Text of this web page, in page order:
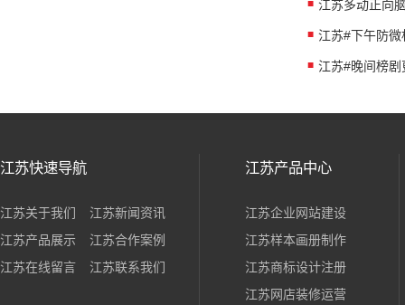
江苏快速导航
江苏关于我们
江苏新闻资讯
江苏产品展示
江苏合作案例
江苏在线留言
江苏联系我们
江苏产品中心
江苏企业网站建设
江苏样本画册制作
江苏商标设计注册
江苏网店装修运营